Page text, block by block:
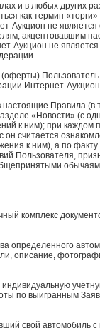
и в любых других
как термин
Аукцион не является
акцептовавшим
Аукцион не
Интернет-
Правила (в
«Новости» (с
к ним); при каждом
он считается
к ним), а по факту
Пользователя,
комплекс
определенного
описание,
по выигранным
свой автомобиль с